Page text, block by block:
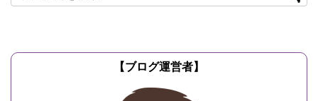
【ブログ運営者】